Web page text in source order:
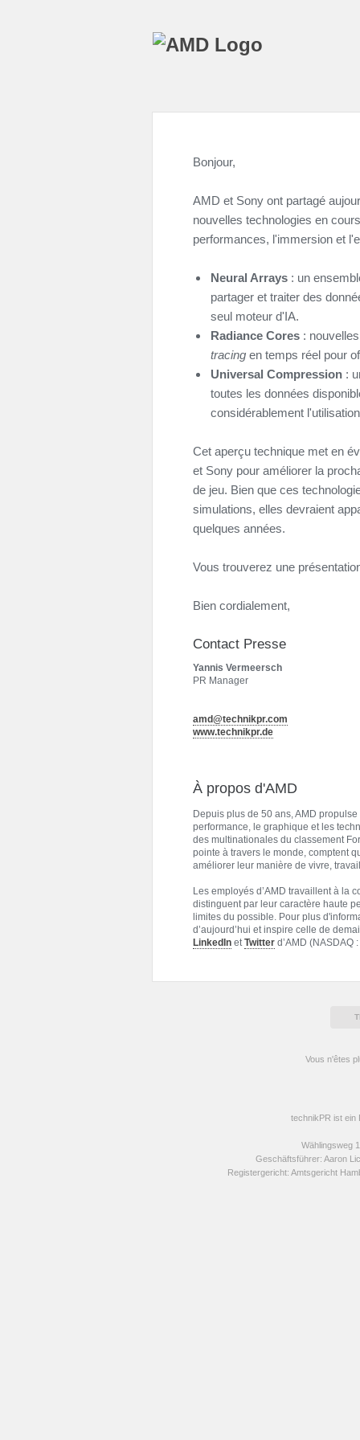
Bonjour,
AMD et Sony ont partagé
nouvelles technologies en
performances, l'immersion et
Neural Arrays : un
partager et traiter des
seul moteur d'IA.
Radiance Cores :
tracing en temps réel pour
Universal Compression :
toutes les données
considérablement
Cet aperçu technique met en
et Sony pour améliorer la
de jeu. Bien que ces
simulations, elles devraient
quelques années.
Vous trouverez une
Bien cordialement,
Contact Presse
Yannis Vermeersch
PR Manager
amd@technikpr.com
www.technikpr.de
À propos d'AMD
Depuis plus de 50 ans, AMD
performance, le graphique et les
des multinationales du classement
pointe à travers le monde, comptent
améliorer leur manière de vivre,
Les employés d’AMD travaillent à la
distinguent par leur caractère haute
limites du possible. Pour plus
d’aujourd’hui et inspire celle de
LinkedIn etTwitter d’AMD (NASDAQ
Vous n'êtes
technikPR ist ein
Wählingsweg
Geschäftsführer: Aaron
Registergericht: Amtsgericht